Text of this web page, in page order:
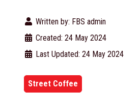
Written by: FBS admin
Created: 24 May 2024
Last Updated: 24 May 2024
Street Coffee